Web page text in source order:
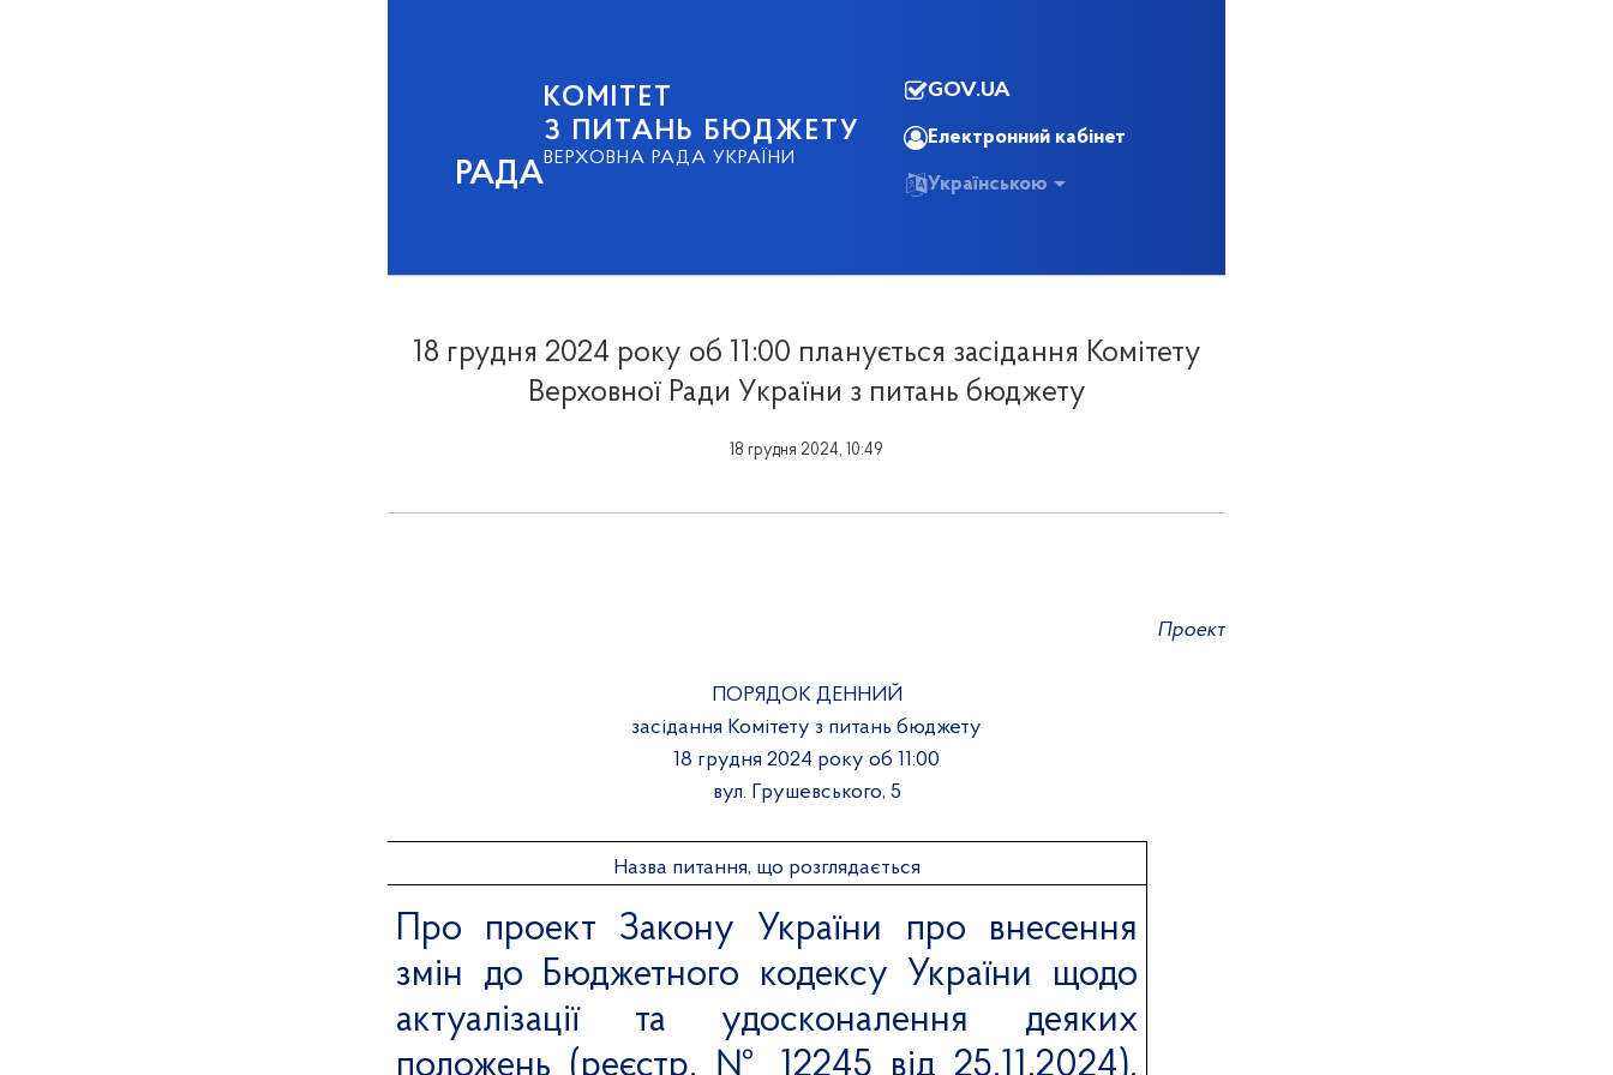
РАДА
КОМІТЕТ
З ПИТАНЬ БЮДЖЕТУ
ВЕРХОВНА РАДА УКРАЇНИ
GOV.UA
Електронний кабінет
Українською
18 грудня 2024 року об 11:00 планується засідання Комітету
Верховної Ради України з питань бюджету
18 грудня 2024, 10:49
Проект
ПОРЯДОК ДЕННИЙ
засідання Комітету з питань бюджету
18 грудня 2024 року об 11:00
вул. Грушевського, 5
Назва питання, що розглядається
Про проект Закону України про внесення
змін до Бюджетного кодексу України щодо
актуалізації та удосконалення деяких
положень (реєстр. №
2245 від 25.11.2024),